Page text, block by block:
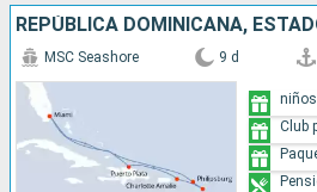
MSC Seashore 9 d
Club